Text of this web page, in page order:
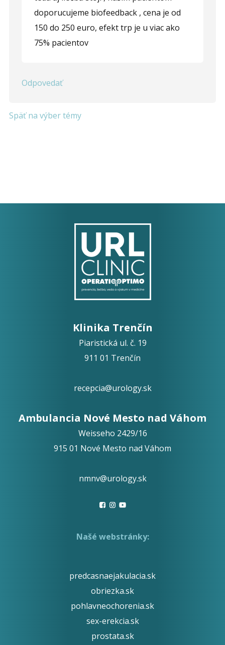
doporucujeme biofeedback , cena je od
150 do 250 euro, efekt trp je u viac ako
75% pacientov
Odpovedať
Späť na výber témy
Klinika Trenčín
Piaristická ul. č. 19
911 01 Trenčín
recepcia@urology.sk
Ambulancia Nové Mesto nad Váhom
Weisseho 2429/16
915 01 Nové Mesto nad Váhom
nmnv@urology.sk
Našé webstránky:
predcasnaejakulacia.sk
obriezka.sk
pohlavneochorenia.sk
sex-erekcia.sk
prostata.sk